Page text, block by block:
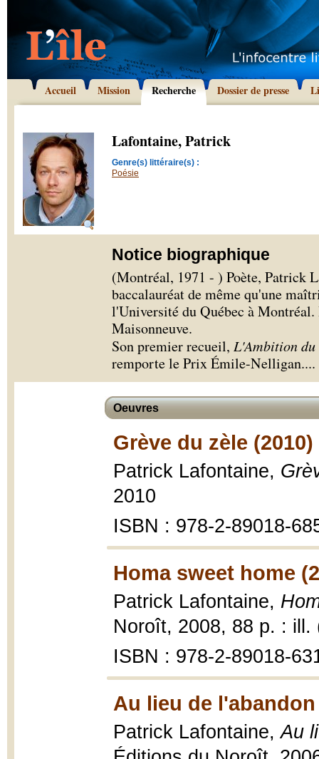
Accueil Mission Recherche Dossier de presse
Lafontaine, Patrick
Genre(s) littéraire(s) :
Poésie
Notice biographique
(Montréal, 1971 - ) Poète, Patrick
baccalauréat de même qu'une
l'Université du Québec à
Maisonneuve.
Son premier recueil, L'Ambition du
remporte le Prix Émile-Nelligan....
Oeuvres
Grève du zèle (2010)
Patrick Lafontaine,
2010
ISBN : 978-2-89018-
Homa sweet home
Patrick Lafontaine,
Noroît, 2008, 88 p. :
ISBN : 978-2-89018-
Au lieu de
Patrick Lafontaine,Au